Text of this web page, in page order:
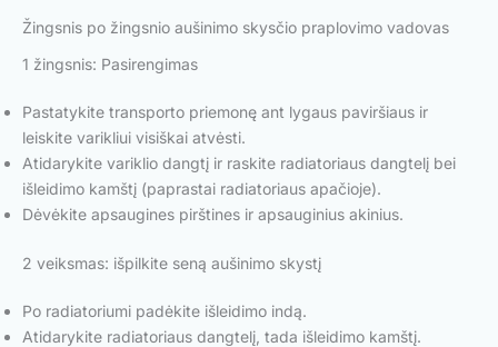
Žingsnis po žingsnio aušinimo skysčio praplovimo vadovas
1 žingsnis: Pasirengimas
Pastatykite transporto priemonę ant lygaus paviršiaus ir
leiskite varikliui visiškai atvėsti.
Atidarykite variklio dangtį ir raskite radiatoriaus dangtelį bei
išleidimo kamštį (paprastai radiatoriaus apačioje).
Dėvėkite apsaugines pirštines ir apsauginius akinius.
2 veiksmas: išpilkite seną aušinimo skystį
Po radiatoriumi padėkite išleidimo indą.
Atidarykite radiatoriaus dangtelį, tada išleidimo kamštį.